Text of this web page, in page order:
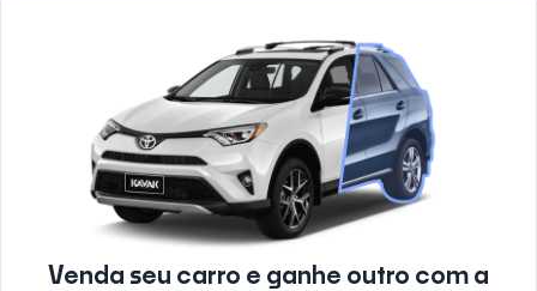
Venda seu carro e ganhe outro com a